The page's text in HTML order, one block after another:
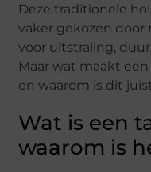
Deze traditionele
vaker gekozen door
voor uitstraling,
Maar wat maakt
en waarom is dit
Wat is een
waarom is